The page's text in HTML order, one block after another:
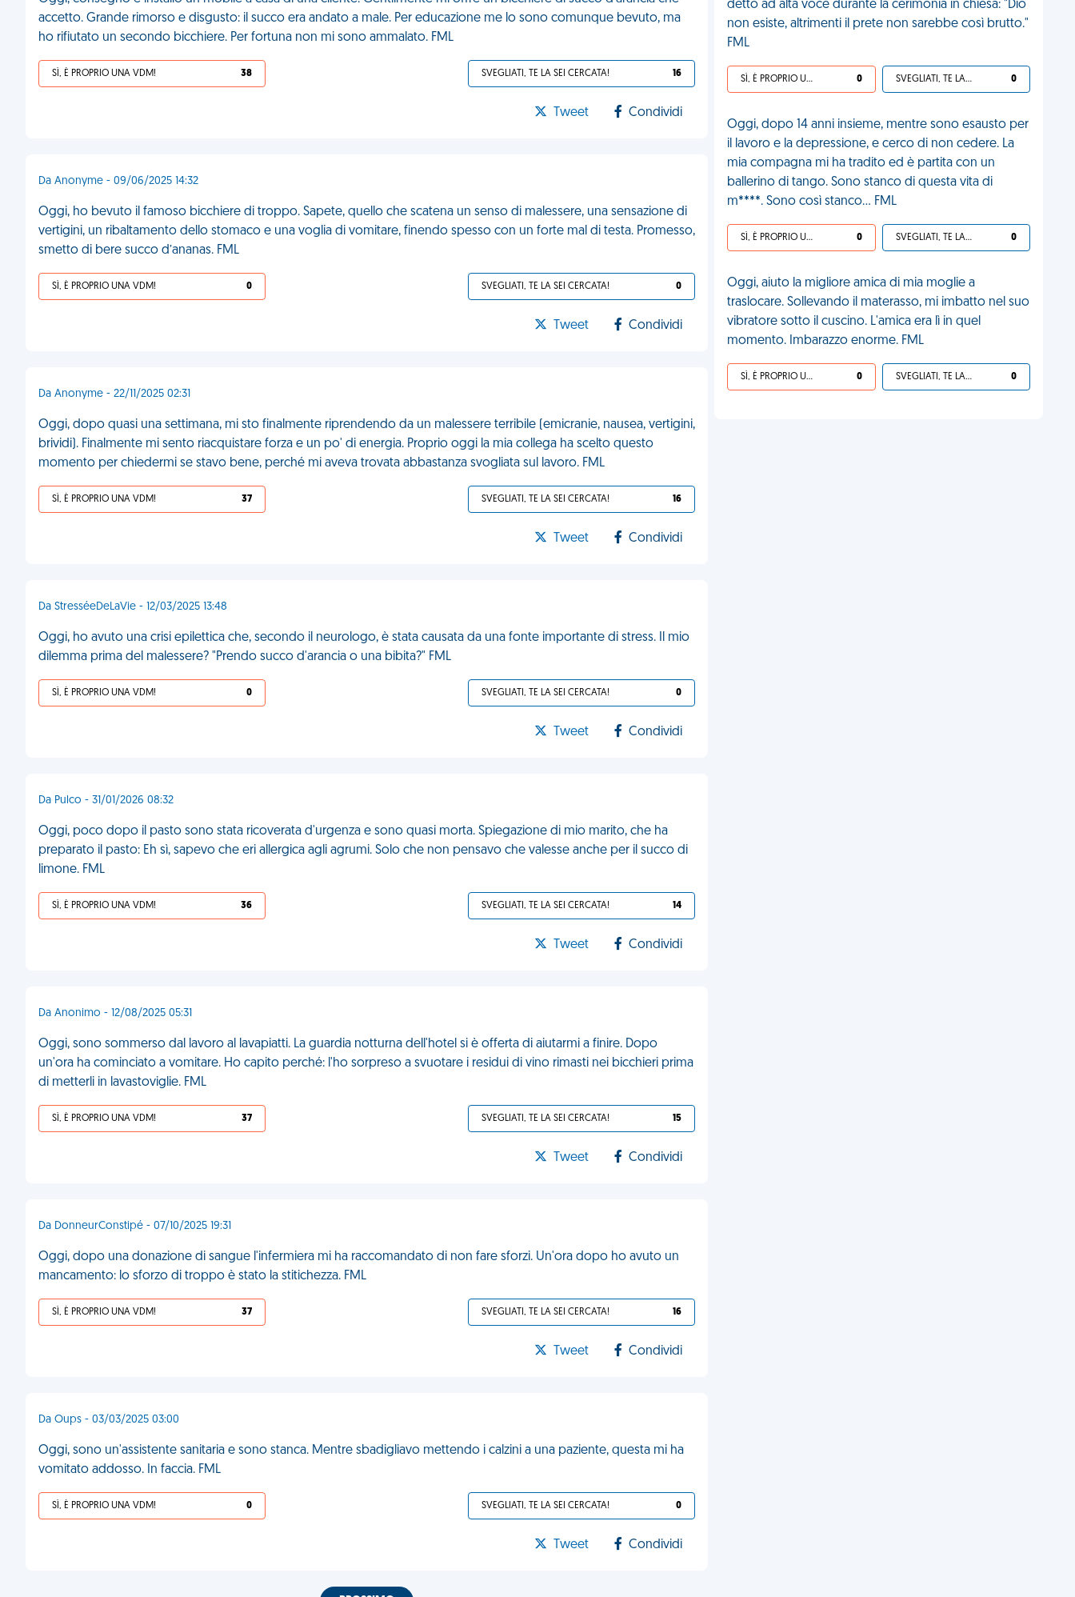
accetto. Grande rimorso e disgusto: il succo era andato a male. Per educazione me lo sono comunque bevuto, ma
ho rifiutato un secondo bicchiere. Per fortuna non mi sono ammalato. FML
SÌ, È PROPRIO UNA VDM! 38 SVEGLIATI, TE LA SEI CERCATA! 16
Tweet Condividi
Da Anonyme - 09/06/2025 14:32
Oggi, ho bevuto il famoso bicchiere di troppo. Sapete, quello che scatena un senso di malessere, una sensazione di
vertigini, un ribaltamento dello stomaco e una voglia di vomitare, finendo spesso con un forte mal di testa. Promesso,
smetto di bere succo d’ananas. FML
SÌ, È PROPRIO UNA VDM! 0 SVEGLIATI, TE LA SEI CERCATA! 0
Tweet Condividi
Da Anonyme - 22/11/2025 02:31
Oggi, dopo quasi una settimana, mi sto finalmente riprendendo da un malessere terribile (emicranie, nausea, vertigini,
brividi). Finalmente mi sento riacquistare forza e un po' di energia. Proprio oggi la mia collega ha scelto questo
momento per chiedermi se stavo bene, perché mi aveva trovata abbastanza svogliata sul lavoro. FML
SÌ, È PROPRIO UNA VDM! 37 SVEGLIATI, TE LA SEI CERCATA! 16
Tweet Condividi
Da StresséeDeLaVie - 12/03/2025 13:48
Oggi, ho avuto una crisi epilettica che, secondo il neurologo, è stata causata da una fonte importante di stress. Il mio
dilemma prima del malessere? "Prendo succo d'arancia o una bibita?" FML
SÌ, È PROPRIO UNA VDM! 0 SVEGLIATI, TE LA SEI CERCATA! 0
Tweet Condividi
Da Pulco - 31/01/2026 08:32
Oggi, poco dopo il pasto sono stata ricoverata d'urgenza e sono quasi morta. Spiegazione di mio marito, che ha
preparato il pasto: Eh sì, sapevo che eri allergica agli agrumi. Solo che non pensavo che valesse anche per il succo di
limone. FML
SÌ, È PROPRIO UNA VDM! 36 SVEGLIATI, TE LA SEI CERCATA! 14
Tweet Condividi
Da Anonimo - 12/08/2025 05:31
Oggi, sono sommerso dal lavoro al lavapiatti. La guardia notturna dell'hotel si è offerta di aiutarmi a finire. Dopo
un'ora ha cominciato a vomitare. Ho capito perché: l'ho sorpreso a svuotare i residui di vino rimasti nei bicchieri prima
di metterli in lavastoviglie. FML
SÌ, È PROPRIO UNA VDM! 37 SVEGLIATI, TE LA SEI CERCATA! 15
Tweet Condividi
Da DonneurConstipé - 07/10/2025 19:31
Oggi, dopo una donazione di sangue l'infermiera mi ha raccomandato di non fare sforzi. Un'ora dopo ho avuto un
mancamento: lo sforzo di troppo è stato la stitichezza. FML
SÌ, È PROPRIO UNA VDM! 37 SVEGLIATI, TE LA SEI CERCATA! 16
Tweet Condividi
Da Oups - 03/03/2025 03:00
Oggi, sono un'assistente sanitaria e sono stanca. Mentre sbadigliavo mettendo i calzini a una paziente, questa mi ha
vomitato addosso. In faccia. FML
SÌ, È PROPRIO UNA VDM! 0 SVEGLIATI, TE LA SEI CERCATA! 0
Tweet Condividi
detto ad alta voce durante la cerimonia in chiesa: "Dio
non esiste, altrimenti il prete non sarebbe così brutto."
FML
SÌ, È PROPRIO UNA VDM! 0 SVEGLIATI, TE LA SEI CERCATA! 0
Oggi, dopo 14 anni insieme, mentre sono esausto per
il lavoro e la depressione, e cerco di non cedere. La
mia compagna mi ha tradito ed è partita con un
ballerino di tango. Sono stanco di questa vita di
m****. Sono così stanco... FML
SÌ, È PROPRIO UNA VDM! 0 SVEGLIATI, TE LA SEI CERCATA! 0
Oggi, aiuto la migliore amica di mia moglie a
traslocare. Sollevando il materasso, mi imbatto nel suo
vibratore sotto il cuscino. L'amica era lì in quel
momento. Imbarazzo enorme. FML
SÌ, È PROPRIO UNA VDM! 0 SVEGLIATI, TE LA SEI CERCATA! 0